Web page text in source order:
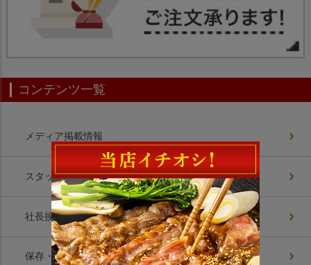
コンテンツ一覧
メディア掲載情報
スタッフブログ
社長挨拶
保存・解凍方法